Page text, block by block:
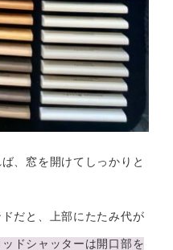
、窓を開けてしっかりと
だと、上部にたたみ代が
ッドシャッターは開口部を